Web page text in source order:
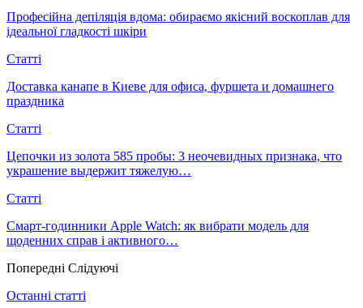
Професійна депіляція вдома: обираємо якісний воскоплав для
ідеальної гладкості шкіри
Статті
Доставка канапе в Киеве для офиса, фуршета и домашнего
праздника
Статті
Цепочки из золота 585 пробы: 3 неочевидных признака, что
украшение выдержит тяжелую…
Статті
Смарт-годинники Apple Watch: як вибрати модель для
щоденних справ і активного…
Попередні Слідуючі
Останні статті